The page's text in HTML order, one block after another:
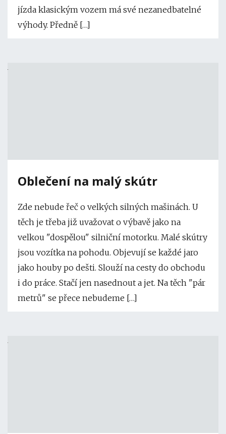
jízda klasickým vozem má své nezanedbatelné
výhody. Předně […]
Oblečení na malý skútr
Zde nebude řeč o velkých silných mašinách. U
těch je třeba již uvažovat o výbavě jako na
velkou "dospělou" silniční motorku. Malé skútry
jsou vozítka na pohodu. Objevují se každé jaro
jako houby po dešti. Slouží na cesty do obchodu
i do práce. Stačí jen nasednout a jet. Na těch "pár
metrů" se přece nebudeme […]